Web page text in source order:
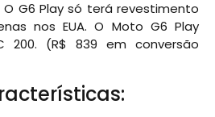
G6 Play só terá revestimento
nos EUA. O Moto G6 Play
200. (R$ 839 em conversão